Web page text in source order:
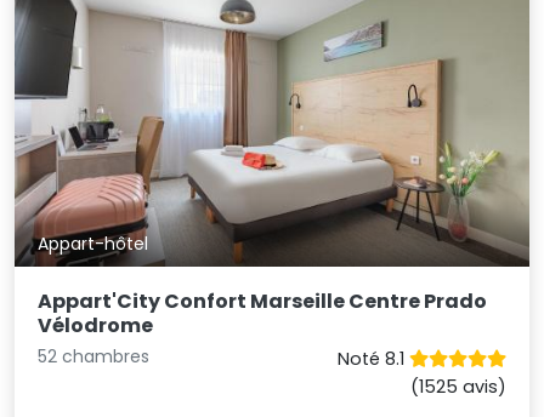
Appart-hôtel
Appart'City Confort Marseille Centre Prado
Vélodrome
52 chambres
Noté 8.1
(1525 avis)